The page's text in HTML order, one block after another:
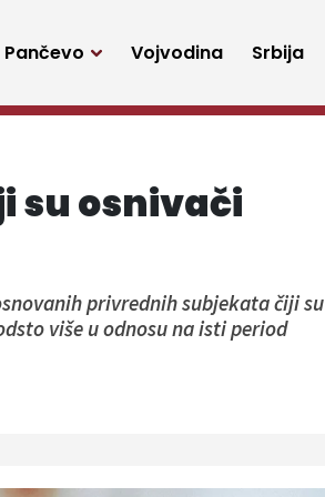
Pančevo Vojvodina Srbija
su osnivači
privrednih subjekata čiji su
više u odnosu na isti period